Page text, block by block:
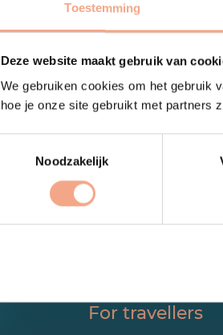
Toestemming
Deze website maakt gebruik van
We gebruiken cookies om het gebruik
hoe je onze site gebruikt met partners
Noodzakelijk
The most
For travellers